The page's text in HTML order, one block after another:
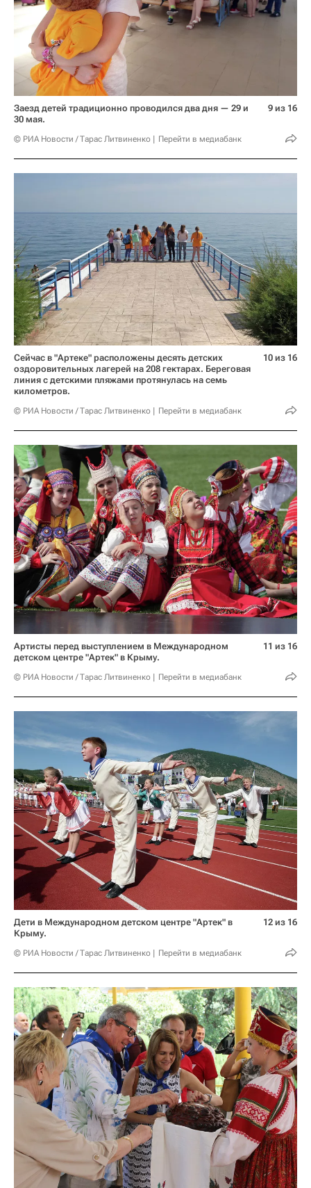
Заезд детей традиционно проводился два дня — 29 и
30 мая.
© РИА Новости / Тарас Литвиненко Перейти в медиабанк
9 из 16
Сейчас в "Артеке" расположены десять детских
оздоровительных лагерей на 208 гектарах. Береговая
линия с детскими пляжами протянулась на семь
километров.
© РИА Новости / Тарас Литвиненко Перейти в медиабанк
10 из 16
Артисты перед выступлением в Международном
детском центре "Артек" в Крыму.
© РИА Новости / Тарас Литвиненко Перейти в медиабанк
11 из 16
Дети в Международном детском центре "Артек" в
Крыму.
© РИА Новости / Тарас Литвиненко Перейти в медиабанк
12 из 16